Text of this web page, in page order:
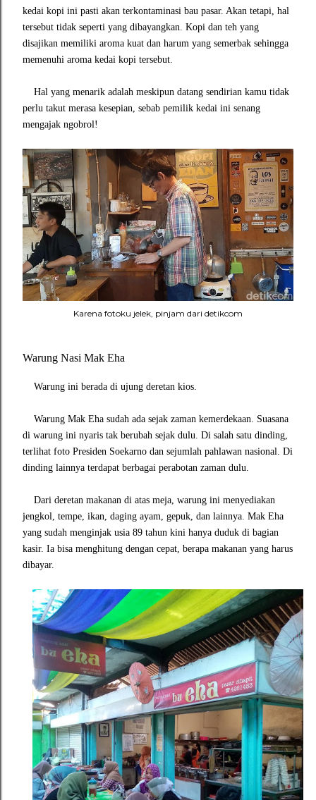
kedai kopi ini pasti akan terkontaminasi bau pasar. Akan tetapi, hal
tersebut tidak seperti yang dibayangkan. Kopi dan teh yang
disajikan memiliki aroma kuat dan harum yang semerbak sehingga
memenuhi aroma kedai kopi tersebut.
Hal yang menarik adalah meskipun datang sendirian kamu tidak
perlu takut merasa kesepian, sebab pemilik kedai ini senang
mengajak ngobrol!
Karena fotoku jelek, pinjam dari detikcom
Warung Nasi Mak Eha
Warung ini berada di ujung deretan kios.
Warung Mak Eha sudah ada sejak zaman kemerdekaan. Suasana
di warung ini nyaris tak berubah sejak dulu. Di salah satu dinding,
terlihat foto Presiden Soekarno dan sejumlah pahlawan nasional. Di
dinding lainnya terdapat berbagai perabotan zaman dulu.
Dari deretan makanan di atas meja, warung ini menyediakan
jengkol, tempe, ikan, daging ayam, gepuk, dan lainnya. Mak Eha
yang sudah menginjak usia 89 tahun kini hanya duduk di bagian
kasir. Ia bisa menghitung dengan cepat, berapa makanan yang harus
dibayar.